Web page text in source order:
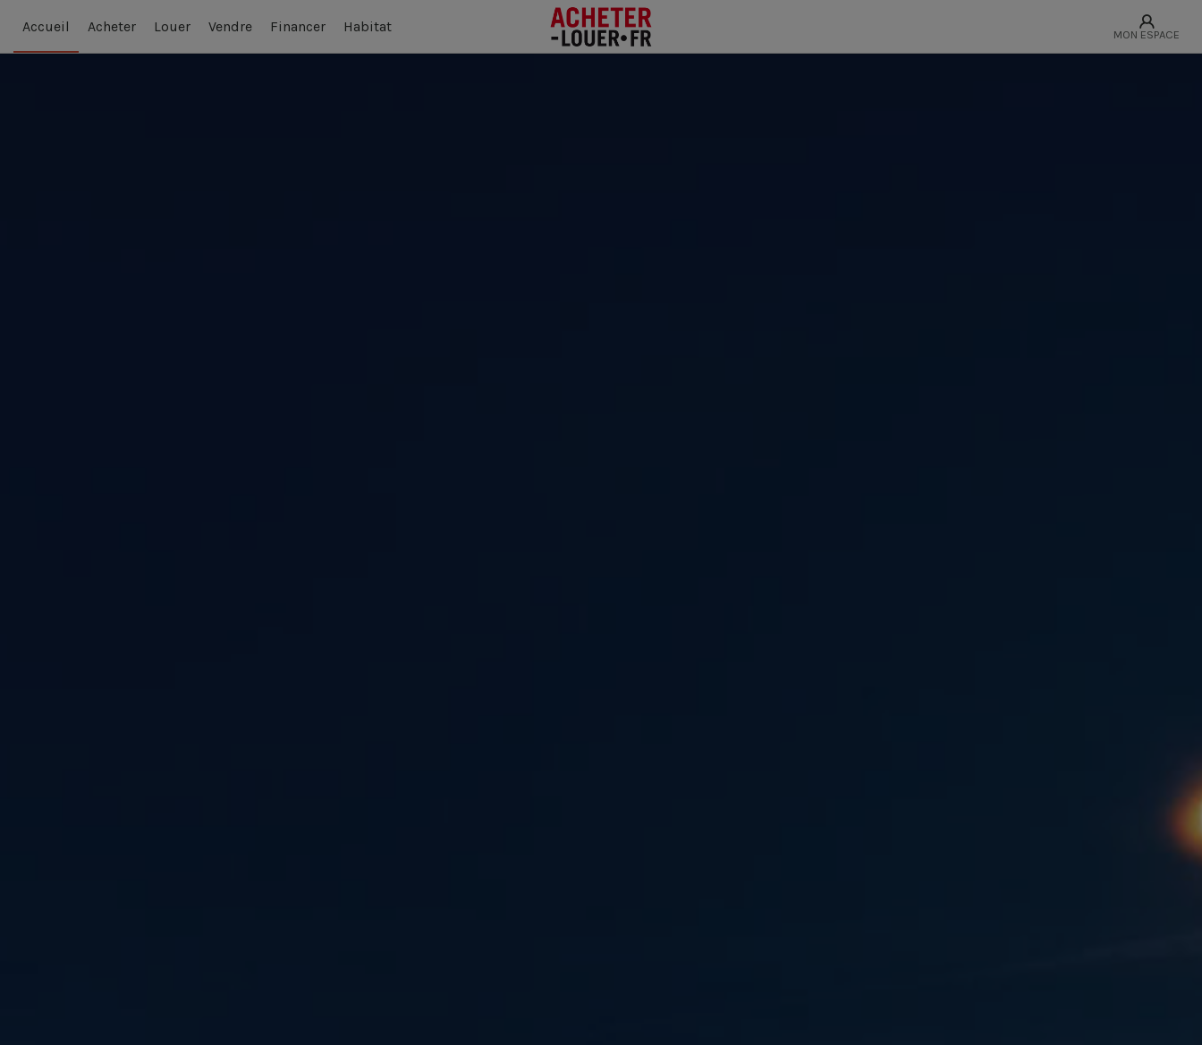
Accueil Acheter Louer Vendre Financer Habitat MON ESPACE